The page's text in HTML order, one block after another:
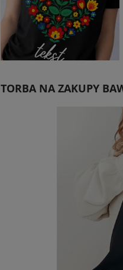
TORBA NA ZAKUPY